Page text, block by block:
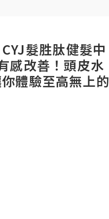
髮胜肽健髮中
感改善！頭皮水
體驗至高無上的